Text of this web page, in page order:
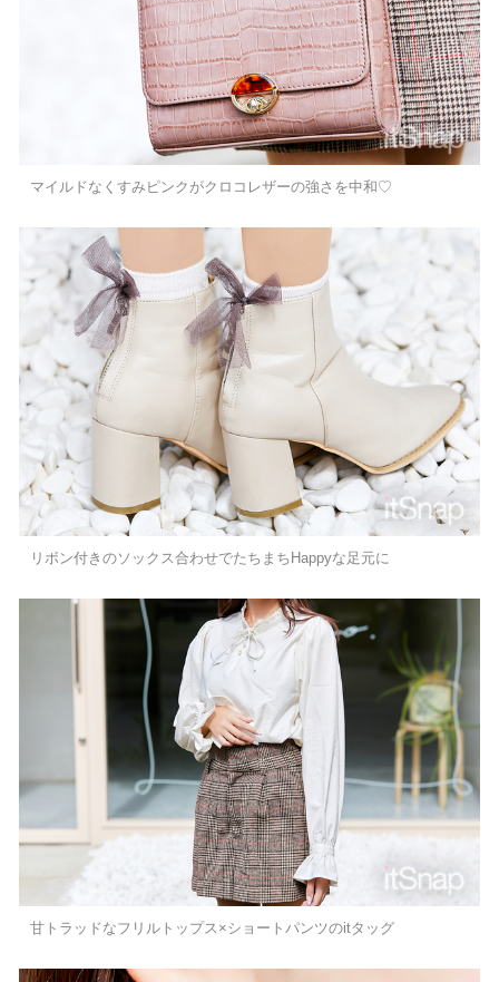
マイルドなくすみピンクがクロコレザーの強さを中和♡
リボン付きのソックス合わせでたちまちHappyな足元に
甘トラッドなフリルトップス×ショートパンツのitタッグ